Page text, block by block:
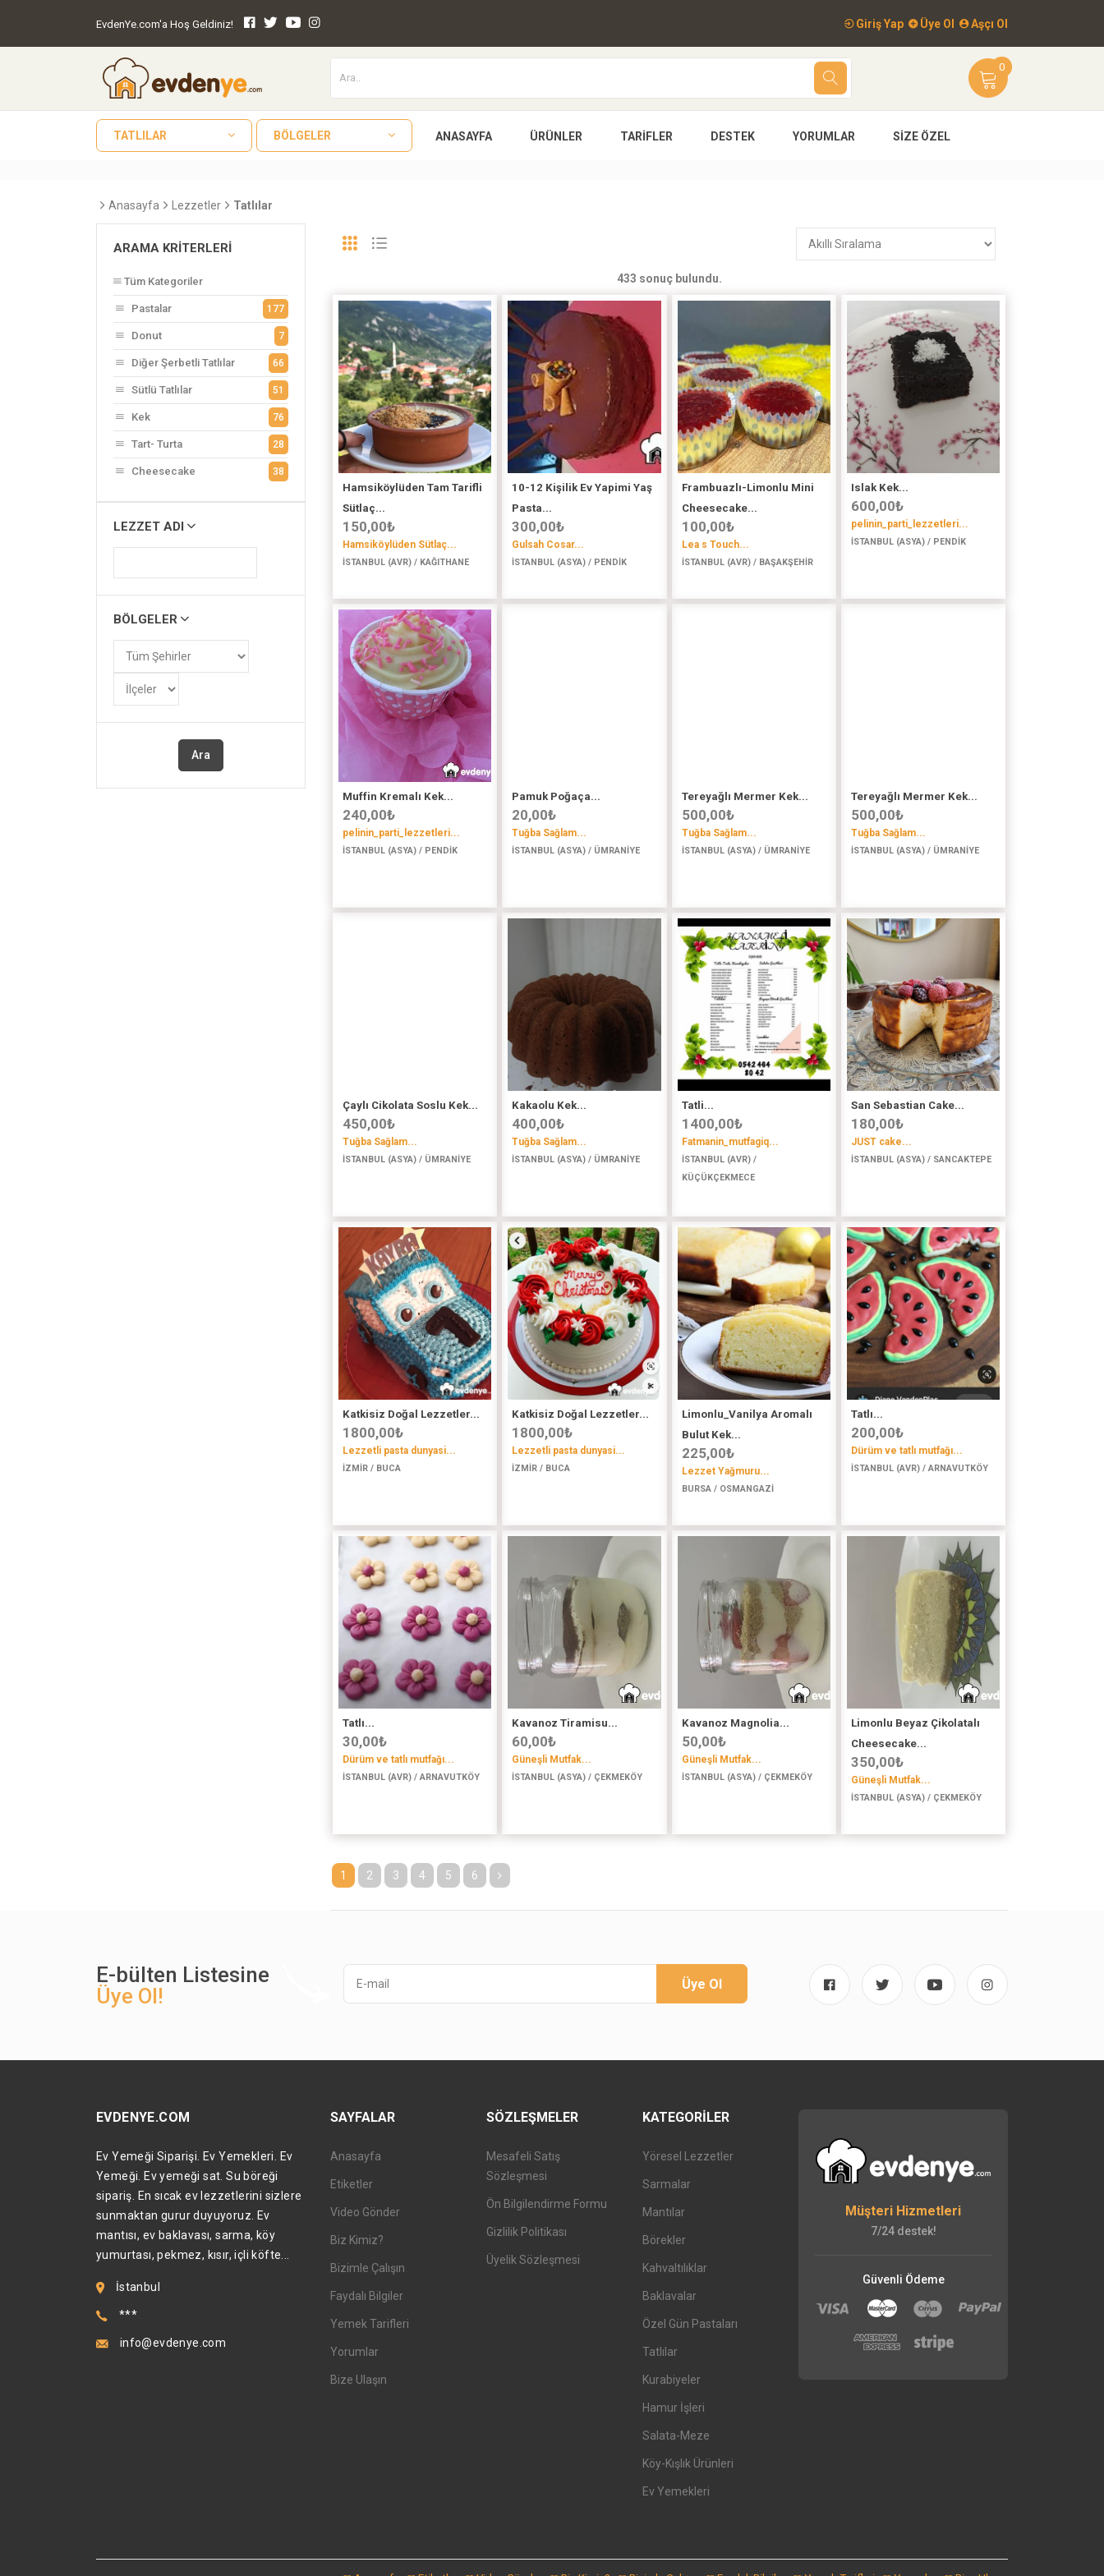
EvdenYe.com'a Hoş Geldiniz! Giriş Yap Üye Ol Aşçı Ol
0
TATLILAR BÖLGELER ANASAYFA ÜRÜNLER TARIFLER DESTEK YORUMLAR SIZE ÖZEL
Anasayfa Lezzetler Tatlılar
ARAMA KRITERLERI
Tüm Kategoriler
Pastalar 177
Donut 7
Diğer Şerbetli Tatlılar 66
Sütlü Tatlılar 51
Kek 76
Tart- Turta 28
Cheesecake 38
LEZZET ADI
BÖLGELER
Ara
433 sonuç bulundu.
Hamsiköylüden Tam Tarifli
Sütlaç...
150,00₺
Hamsiköylüden Sütlaç...
İSTANBUL (AVR) / KAĞITHANE
10-12 Kişilik Ev Yapimi Yaş
Pasta...
300,00₺
Gulsah Cosar...
İSTANBUL (ASYA) / PENDİK
Frambuazlı-Limonlu Mini
Cheesecake...
100,00₺
Lea s Touch...
İSTANBUL (AVR) / BAŞAKŞEHİR
Islak Kek...
600,00₺
pelinin_parti_lezzetleri...
İSTANBUL (ASYA) / PENDİK
Muffin Kremalı Kek...
240,00₺
pelinin_parti_lezzetleri...
İSTANBUL (ASYA) / PENDİK
Pamuk Poğaça...
20,00₺
Tuğba Sağlam...
İSTANBUL (ASYA) / ÜMRANİYE
Tereyağlı Mermer Kek...
500,00₺
Tuğba Sağlam...
İSTANBUL (ASYA) / ÜMRANİYE
Tereyağlı Mermer Kek...
500,00₺
Tuğba Sağlam...
İSTANBUL (ASYA) / ÜMRANİYE
Çaylı Cikolata Soslu Kek...
450,00₺
Tuğba Sağlam...
İSTANBUL (ASYA) / ÜMRANİYE
Kakaolu Kek...
400,00₺
Tuğba Sağlam...
İSTANBUL (ASYA) / ÜMRANİYE
Tatli...
1400,00₺
Fatmanin_mutfagiq...
İSTANBUL (AVR) /
KÜÇÜKÇEKMECE
San Sebastian Cake...
180,00₺
JUST cake...
İSTANBUL (ASYA) / SANCAKTEPE
Katkisiz Doğal Lezzetler...
1800,00₺
Lezzetli pasta dunyasi...
İZMİR / BUCA
Katkisiz Doğal Lezzetler...
1800,00₺
Lezzetli pasta dunyasi...
İZMİR / BUCA
Limonlu_Vanilya Aromalı
Bulut Kek...
225,00₺
Lezzet Yağmuru...
BURSA / OSMANGAZİ
Tatlı...
200,00₺
Dürüm ve tatlı mutfağı...
İSTANBUL (AVR) / ARNAVUTKÖY
Tatlı...
30,00₺
Dürüm ve tatlı mutfağı...
İSTANBUL (AVR) / ARNAVUTKÖY
Kavanoz Tiramisu...
60,00₺
Güneşli Mutfak...
İSTANBUL (ASYA) / ÇEKMEKÖY
Kavanoz Magnolia...
50,00₺
Güneşli Mutfak...
İSTANBUL (ASYA) / ÇEKMEKÖY
Limonlu Beyaz Çikolatalı
Cheesecake...
350,00₺
Güneşli Mutfak...
İSTANBUL (ASYA) / ÇEKMEKÖY
1 2 3 4 5 6
E-bülten Listesine
Üye Ol!
Üye Ol
EVDENYE.COM
Ev Yemeği Siparişi. Ev Yemekleri. Ev
Yemeği. Ev yemeği sat. Su böreği
sipariş. En sıcak ev lezzetlerini sizlere
sunmaktan gurur duyuyoruz. Ev
mantısı, ev baklavası, sarma, köy
yumurtası, pekmez, kısır, içli köfte...
İstanbul
***
info@evdenye.com
SAYFALAR
Anasayfa
Etiketler
Video Gönder
Biz Kimiz?
Bizimle Çalışın
Faydalı Bilgiler
Yemek Tarifleri
Yorumlar
Bize Ulaşın
SÖZLEŞMELER
Mesafeli Satış
Sözleşmesi
Ön Bilgilendirme Formu
Gizlilik Politikası
Üyelik Sözleşmesi
KATEGORILER
Yöresel Lezzetler
Sarmalar
Mantılar
Börekler
Kahvaltılıklar
Baklavalar
Özel Gün Pastaları
Tatlılar
Kurabiyeler
Hamur İşleri
Salata-Meze
Köy-Kışlık Ürünleri
Ev Yemekleri
Müşteri Hizmetleri
7/24 destek!
Güvenli Ödeme